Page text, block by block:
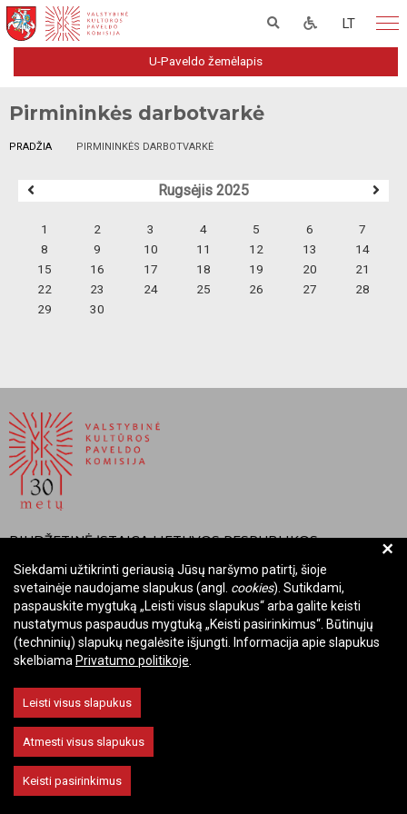
LT
U-Paveldo žemėlapis
Pirmininkės darbotvarkė
PRADŽIA PIRMININKĖS DARBOTVARKĖ
Rugsėjis 2025
1 2 3 4 5 6
7
8
9 10 11 12 13
14
15
16 17 18 19 20
21
22
23 24 25 26 27
28
29
30
BIUDŽETINĖ ĮSTAIGA LIETUVOS RESPUBLIKOS
VALSTYBINĖ KULTŪROS PAVELDO KOMISIJA
Įmonės kodas: Juridinių asmenų registre 288700520
Adresas: Rūdninkų g. 13, 01135 Vilnius
Telefonas: +370 699 13972
El. paštas: komisija@vkpk.lt
Keisti slapukų nustatymus
+
Siekdami užtikrinti geriausią Jūsų naršymo patirtį, šioje
svetainėje naudojame slapukus (angl. cookies). Sutikdami,
paspauskite mygtuką „Leisti visus slapukus“ arba galite keisti
nustatymus paspaudus mygtuką „Keisti pasirinkimus“. Būtinųjų
(techninių) slapukų negalėsite išjungti. Informacija apie slapukus
skelbiama Privatumo politikoje
Leisti visus slapukus
Atmesti visus slapukus
Keisti pasirinkimus